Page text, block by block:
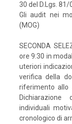
30 del D.Lgs. 81/
Gli audit nei
(MOG)
SECONDA
ore 9:30 in
uteriori
verifica della
riferimento allo
individuali
cronologico di